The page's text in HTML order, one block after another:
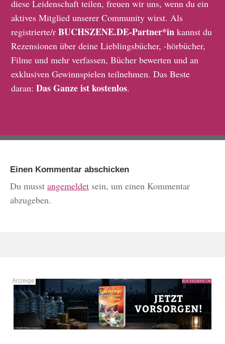
diese Leidenschaft teilen, freuen wir uns, wenn du ein
aktives Mitglied unserer Community wirst. Als
registrierte/rBUCHSZENE.DE-Partner*in kannst du
Rezensionen über deine Lieblingsbücher, -hörbücher,
Filme und mehr verfassen, Bücher bewerten und an
exklusiven Gewinnspielen teilnehmen. Das Beste
daran:Das Ganze ist kostenlos.
Einen Kommentar abschicken
Du musst angemeldet sein, um einen Kommentar
abzugeben.